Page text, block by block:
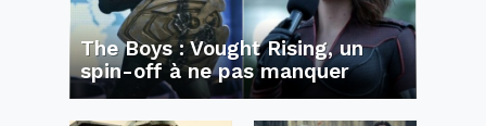
The Boys : Vought Rising, un
spin-off à ne pas manquer